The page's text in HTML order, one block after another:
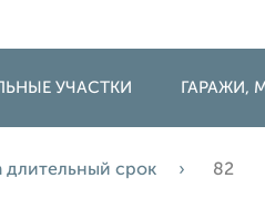
УЧАСТКИ ГАРАЖИ,
длительный срок 82